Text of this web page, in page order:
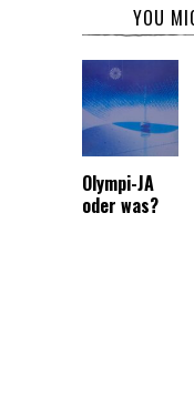
YOU
Olympi-JA
oder was?